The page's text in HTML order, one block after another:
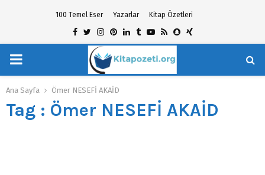
100 Temel Eser Yazarlar Kitap Özetleri
Facebook
TwitterInstagram
Pinterest
Linkedin
TumblrYoutube
RssSnapchat
Xing
PRIMARY
MENU
Ana Sayfa Ömer NESEFİ AKAİD
Tag : Ömer NESEFİ AKAİD